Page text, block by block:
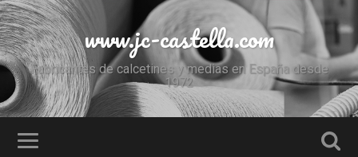
www.jc-castella.com
Fabricantes de calcetines y medias en España desde
1972